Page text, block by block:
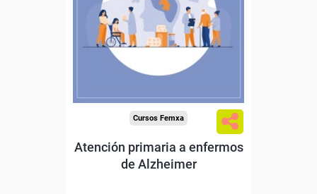
Sin requisitos de acceso
Diploma
Cursos Femxa
Atención primaria a enfermos
de Alzheimer